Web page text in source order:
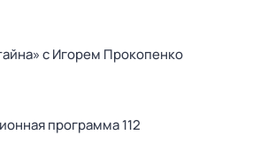
с Игорем Прокопенко
программа 112